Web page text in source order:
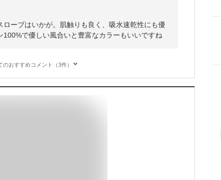
ーブはいかが。肌触りも良く、吸水速乾性にも優
で優しい風合いと豊富なカラーもいいですね
のおすすめコメント（3件）